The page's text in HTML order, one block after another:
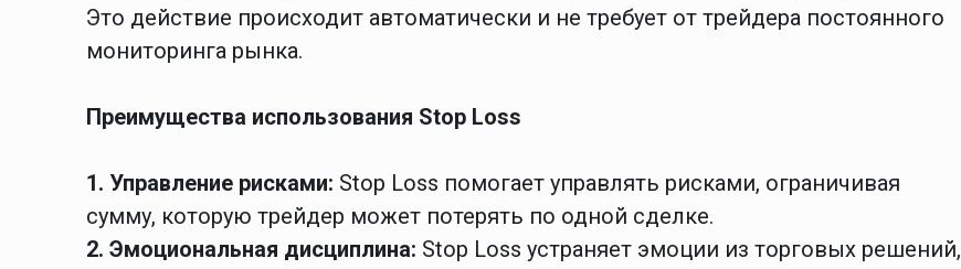
Это действие происходит автоматически и не требует от трейдера постоянного
мониторинга рынка.
Преимущества использования Stop Loss
1. Управление рисками: Stop Loss помогает управлять рисками, ограничивая
сумму, которую трейдер может потерять по одной сделке.
2. Эмоциональная дисциплина: Stop Loss устраняет эмоции из торговых решений,